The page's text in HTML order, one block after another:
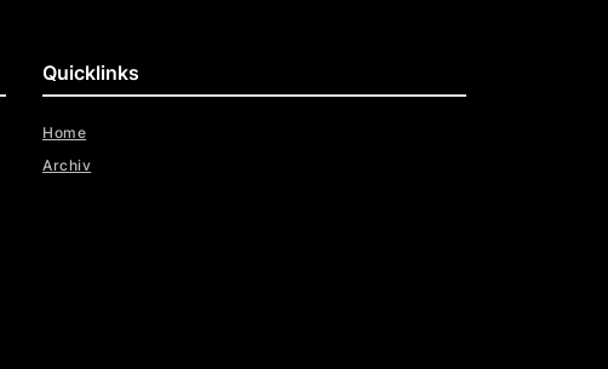
Quicklinks
Home
Archiv